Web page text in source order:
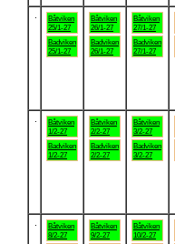
Båtviken
25/1-27
Badviken
25/1-27
Båtviken
26/1-27
Badviken
26/1-27
Båtviken
27/1-27
Badviken
27/1-27
Båtviken
1/2-27
Badviken
1/2-27
Båtviken
2/2-27
Badviken
2/2-27
Båtviken
3/2-27
Badviken
3/2-27
Båtviken
8/2-27
Båtviken
9/2-27
Båtviken
10/2-27